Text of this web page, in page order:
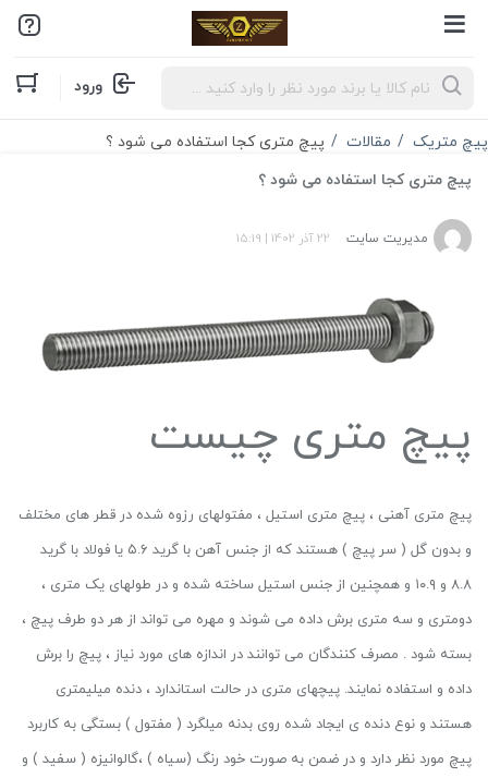
Products
search ورود
پیچ متریک مقالات
پیچ متری کجا استفاده می شود ؟
پیچ متری کجا استفاده می شود ؟
مدیریت سایت 22 آذر 1402 |
15:19
پیچ متری چیست
پیچ متری آهنی ، پیچ متری استیل ، مفتولهای رزوه شده در قطر های مختلف
و بدون گل ( سر پیچ ) هستند که از جنس آهن با گرید ۵.۶ یا فولاد با گرید
۸.۸ و ۱۰.۹ و همچنین از جنس استیل ساخته شده و در طولهای یک متری ،
دومتری و سه متری برش داده می شوند و مهره می تواند از هر دو طرف پیچ ،
بسته شود . مصرف کنندگان می توانند در اندازه های مورد نیاز ، پیچ را برش
داده و استفاده نمایند. پیچهای متری در حالت استاندارد ، دنده میلیمتری
هستند و نوع دنده ی ایجاد شده روی بدنه میلگرد ( مفتول ) بستگی به کاربرد
پیچ مورد نظر دارد و در ضمن به صورت خود رنگ (سیاه ) ،گالوانیزه ( سفید ) و